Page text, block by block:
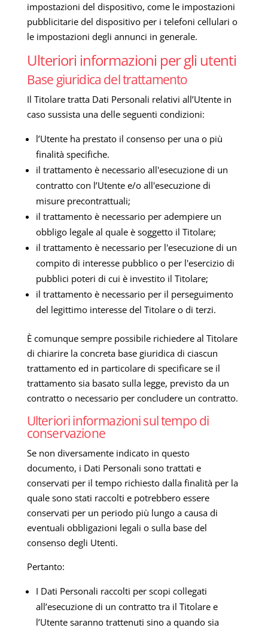
impostazioni del dispositivo, come le impostazioni
pubblicitarie del dispositivo per i telefoni cellulari o
le impostazioni degli annunci in generale.
Ulteriori informazioni per gli utenti
Base giuridica del trattamento
Il Titolare tratta Dati Personali relativi all’Utente in
caso sussista una delle seguenti condizioni:
l’Utente ha prestato il consenso per una o più
finalità specifiche.
il trattamento è necessario all'esecuzione di un
contratto con l’Utente e/o all'esecuzione di
misure precontrattuali;
il trattamento è necessario per adempiere un
obbligo legale al quale è soggetto il Titolare;
il trattamento è necessario per l'esecuzione di un
compito di interesse pubblico o per l'esercizio di
pubblici poteri di cui è investito il Titolare;
il trattamento è necessario per il perseguimento
del legittimo interesse del Titolare o di terzi.
È comunque sempre possibile richiedere al Titolare
di chiarire la concreta base giuridica di ciascun
trattamento ed in particolare di specificare se il
trattamento sia basato sulla legge, previsto da un
contratto o necessario per concludere un contratto.
Ulteriori informazioni sul tempo di
conservazione
Se non diversamente indicato in questo
documento, i Dati Personali sono trattati e
conservati per il tempo richiesto dalla finalità per la
quale sono stati raccolti e potrebbero essere
conservati per un periodo più lungo a causa di
eventuali obbligazioni legali o sulla base del
consenso degli Utenti.
Pertanto:
I Dati Personali raccolti per scopi collegati
all’esecuzione di un contratto tra il Titolare e
l’Utente saranno trattenuti sino a quando sia